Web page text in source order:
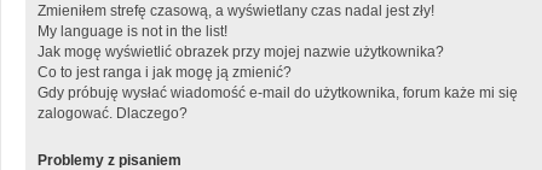
Zmieniłem strefę czasową, a wyświetlany czas nadal jest zły!
My language is not in the list!
Jak mogę wyświetlić obrazek przy mojej nazwie użytkownika?
Co to jest ranga i jak mogę ją zmienić?
Gdy próbuję wysłać wiadomość e-mail do użytkownika, forum każe mi się
zalogować. Dlaczego?
Problemy z pisaniem